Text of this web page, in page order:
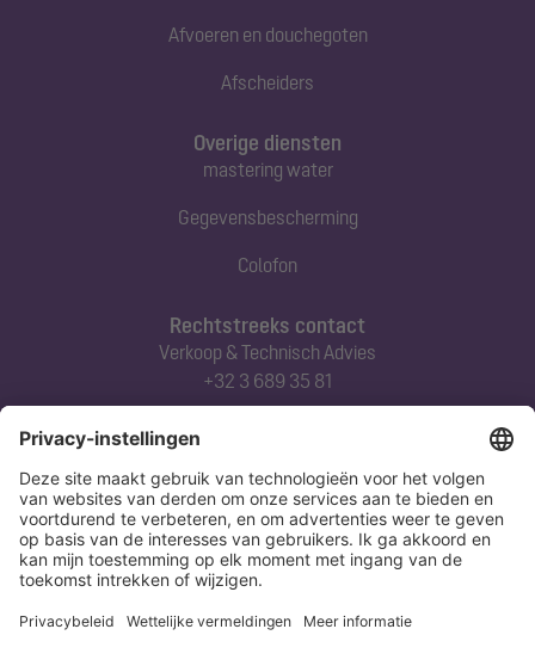
Afvoeren en douchegoten
Afscheiders
Rechtstreeks contact
Verkoop & Technisch Advies
+32 3 689 35 81
Abonneert u zich op onze nieuwsbrief
Nu aanmelden
Overige diensten
mastering water
Gegevensbescherming
Colofon